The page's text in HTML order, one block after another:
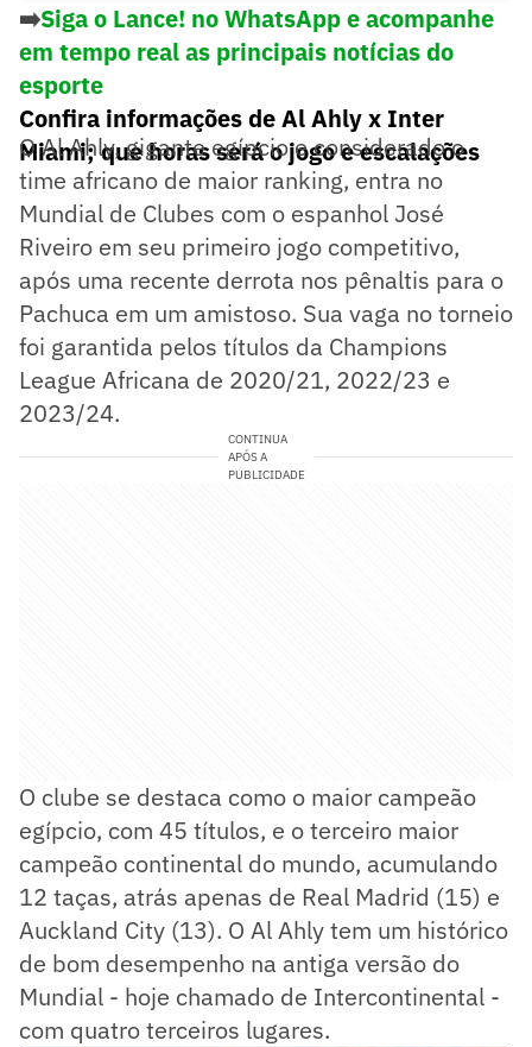
➡️Siga o Lance! no WhatsApp e acompanhe
em tempo real as principais notícias do
esporte
Confira informações de Al Ahly x Inter
Miami; que horas será o jogo e escalações
O Al Ahly, gigante egípcio e considerado o
time africano de maior ranking, entra no
Mundial de Clubes com o espanhol José
Riveiro em seu primeiro jogo competitivo,
após uma recente derrota nos pênaltis para o
Pachuca em um amistoso. Sua vaga no torneio
foi garantida pelos títulos da Champions
League Africana de 2020/21, 2022/23 e
2023/24.
CONTINUA
APÓS A
PUBLICIDADE
O clube se destaca como o maior campeão
egípcio, com 45 títulos, e o terceiro maior
campeão continental do mundo, acumulando
12 taças, atrás apenas de Real Madrid (15) e
Auckland City (13). O Al Ahly tem um histórico
de bom desempenho na antiga versão do
Mundial - hoje chamado de Intercontinental -
com quatro terceiros lugares.